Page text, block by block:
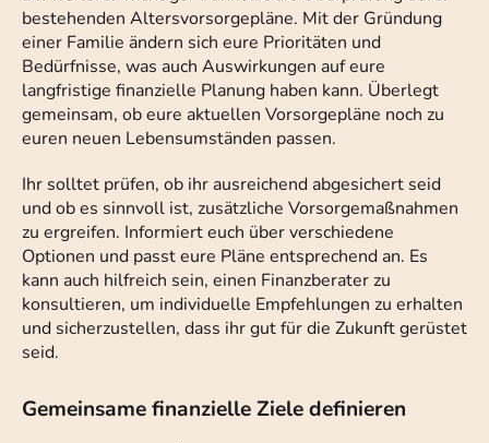
bestehenden Altersvorsorgepläne. Mit der Gründung
einer Familie ändern sich eure Prioritäten und
Bedürfnisse, was auch Auswirkungen auf eure
langfristige finanzielle Planung haben kann. Überlegt
gemeinsam, ob eure aktuellen Vorsorgepläne noch zu
euren neuen Lebensumständen passen.
Ihr solltet prüfen, ob ihr ausreichend abgesichert seid
und ob es sinnvoll ist, zusätzliche Vorsorgemaßnahmen
zu ergreifen. Informiert euch über verschiedene
Optionen und passt eure Pläne entsprechend an. Es
kann auch hilfreich sein, einen Finanzberater zu
konsultieren, um individuelle Empfehlungen zu erhalten
und sicherzustellen, dass ihr gut für die Zukunft gerüstet
seid.
Gemeinsame finanzielle Ziele definieren